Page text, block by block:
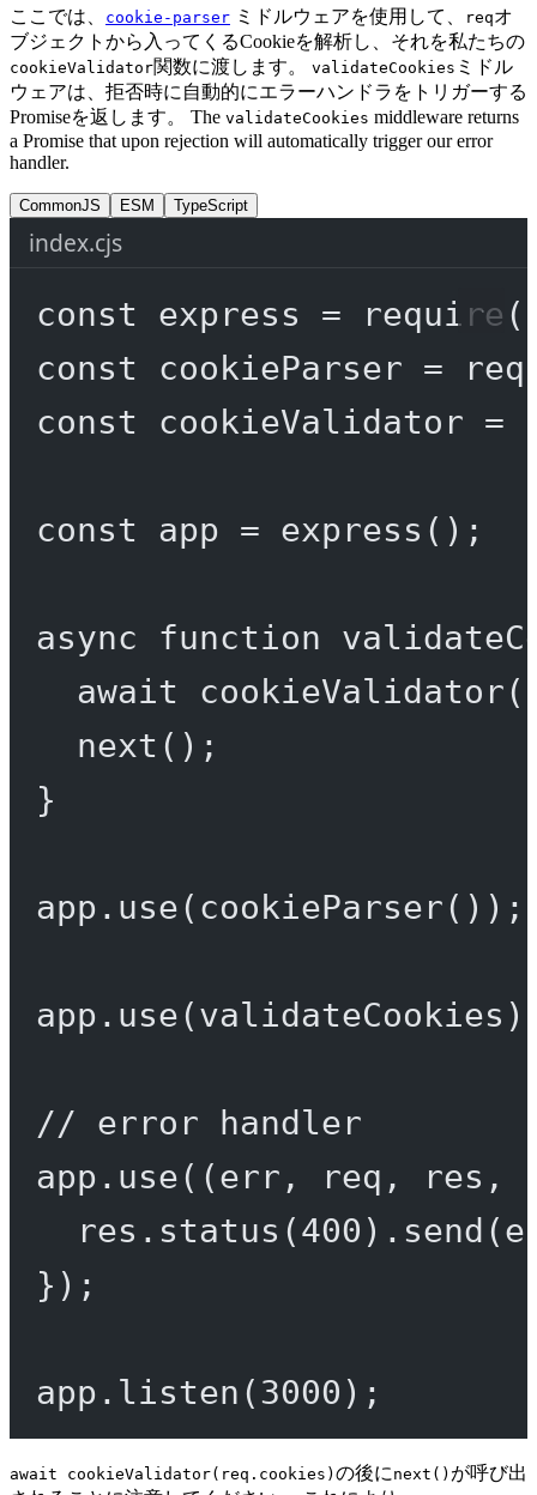
ここでは、 cookie-parser ミドルウェアを使用して、 reqオ
ブジェクトから入ってくるCookieを解析し、それを私たちの
cookieValidator関数に渡します。 validateCookies ミドル
ウェアは、拒否時に自動的にエラーハンドラをトリガーする
Promiseを返します。 The validateCookies middleware returns
a Promise that upon rejection will automatically trigger our error
handler.
CommonJS ESM TypeScript
index.cjs
const express = require (
const
cookieParser =
const
cookieValidator =
const app = express ();
async function
await
cookieValidator
next ();
}
app. use( cookieParser());
app. use
// error handler
app. use((err , req , res ,
res. status (400 ). send
});
app. listen (3000 );
await cookieValidator(req.cookies) の後に next() が呼び出